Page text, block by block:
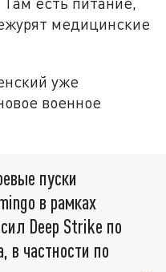
медицинские
уже
военное
пуски
в рамках
Deep Strike по
в частности по